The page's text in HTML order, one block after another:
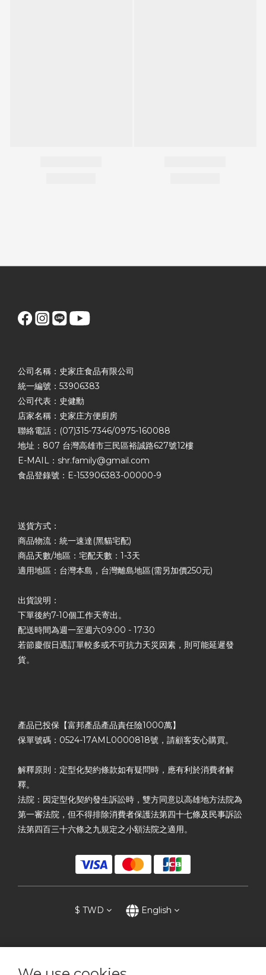
公司名稱：史家庄食品有限公司
統一編號：53906383
公司代表：史健勳
店家名稱：史家庄方便廚房
聯絡電話：(07)315-7346/0975-160088
地址：807 台灣高雄市三民區裕誠路627號12樓
E-MAIL：shr.family@gmail.com
食品登錄號：E-153906383-00000-9
送貨方式：
商品物流：統一速達(黑貓宅配)
商品天數/地區：宅配天數：1-3天
適用地區：台灣本島，台灣離島地區(需另加價250元)
出貨說明：
下單後約7-10個工作天寄出。
配送時間為週一至週六09:00 - 17:30
若節慶假日遇訂單較多或不可抗力天災因素，則可能延遲發
貨。
產品已投保【富邦產品產品責任險1000萬】
保單號碼：0524-17AML0000818號，請顧客安心購買。
解釋原則：定型化契約條款如有疑問時，應有利於消費者解
釋。
法院：因定型化契約發生訴訟時，雙方同意以高雄地方法院為
第一審法院，但不得排除消費者保護法第四十七條及民事訴訟
法第四百三十六條之九規定之小額法院之適用。
$ TWD English
提醒您，我們不會以電話或簡訊方式通知變更付款方式。